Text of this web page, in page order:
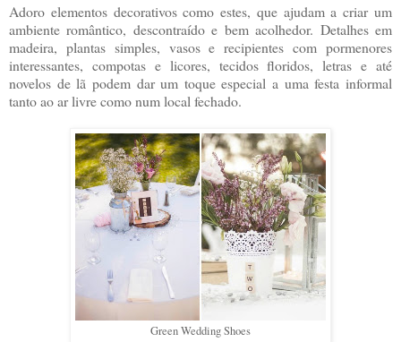
Adoro elementos decorativos como estes, que ajudam a criar um
ambiente romântico, descontraído e bem acolhedor. Detalhes em
madeira, plantas simples, vasos e recipientes com pormenores
interessantes, compotas e licores, tecidos floridos, letras e até
novelos de lã podem dar um toque especial a uma festa informal
tanto ao ar livre como num local fechado.
Green Wedding Shoes